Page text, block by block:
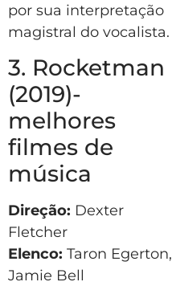
por sua interpretação
magistral do vocalista.
3. Rocketman
(2019)-
melhores
filmes de
música
Direção: Dexter
Fletcher
Elenco: Taron Egerton,
Jamie Bell